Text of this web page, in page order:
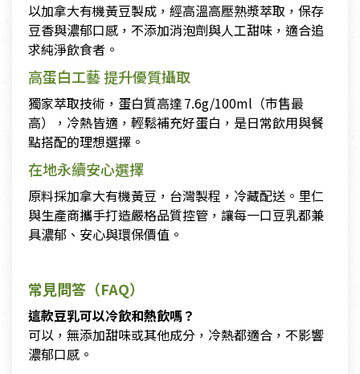
以加拿大有機黃豆製成，經高溫高壓熟漿萃取，保存
豆香與濃郁口感，不添加消泡劑與人工甜味，適合追
求純淨飲食者。
高蛋白工藝 提升優質攝取
獨家萃取技術，蛋白質高達 7.6g/100ml（市售最
高）⁠，冷熱皆適，輕鬆補充好蛋白，是日常飲用與餐
點搭配的理想選擇。
在地永續安心選擇
原料採加拿大有機黃豆，台灣製程，冷藏配送。里仁
與生產商攜手打造嚴格品質控管，讓每一口豆乳都兼
具濃郁、安心與環保價值。
常見問答（FAQ）
這款豆乳可以冷飲和熱飲嗎？
可以，無添加甜味或其他成分，冷熱都適合，不影響
濃郁口感。